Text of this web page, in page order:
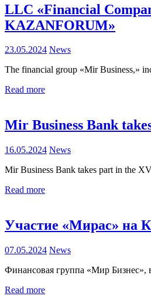
LLC «Financial
KAZANFORUM»
23.05.2024 News
The financial group «Mir Business,»
Read more
Mir Business Bank
16.05.2024 News
Mir Business Bank takes part in the
Read more
Участие «Мирас» на
07.05.2024 News
Финансовая группа «Мир Бизнес»,
Read more